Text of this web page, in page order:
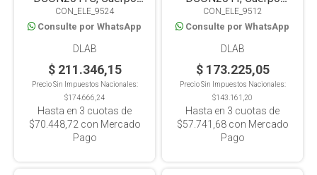
Vidrio, Constante K=1,
Compatible Con Línea
Mesada Y Portátil
CON_ELE_9524
Consulte por WhatsApp
DLAB
$ 211.346,15
Precio Sin Impuestos Nacionales:
$174.666,24
Hasta en 3 cuotas de
$70.448,72 con Mercado
Pago
Policarbonato, Constante
K=1, Compatible Con
Línea Mesada Y Portátil
CON_ELE_9512
Consulte por WhatsApp
DLAB
$ 173.225,05
Precio Sin Impuestos Nacionales:
$143.161,20
Hasta en 3 cuotas de
$57.741,68con Mercado
Pago